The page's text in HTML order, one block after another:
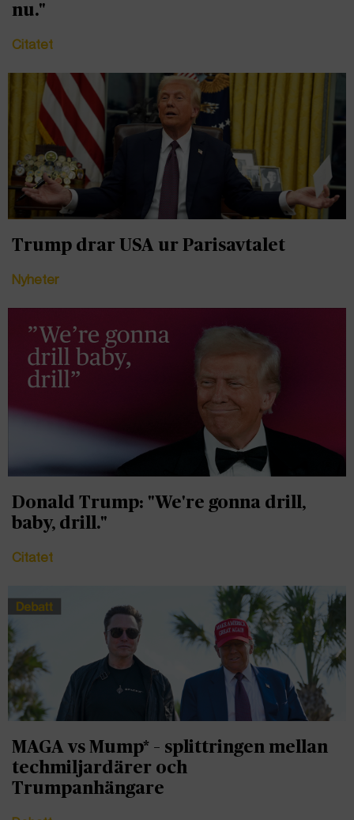
nu."
Citatet
Trump drar USA ur Parisavtalet
Nyheter
Donald Trump: "We're gonna drill,
baby, drill."
Citatet
MAGA vs Mump* – splittringen mellan
techmiljardärer och
Trumpanhängare